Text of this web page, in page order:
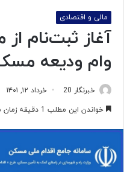
مالی و اقتصادی
آغاز ثبت‌نام
وام ودیعه
خبرنگار 20 خرداد ۱۲, ۱۴۰۱
خواندن این مطلب 1 دقیقه زمان میبرد